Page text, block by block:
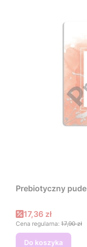
Prebiotyczny
Cena promocyjna
17,36 zł
Cena regularna: 17,90 zł
Do koszyka